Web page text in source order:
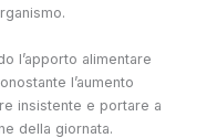
l’apporto alimentare
l’aumento
insistente e portare a
della giornata.